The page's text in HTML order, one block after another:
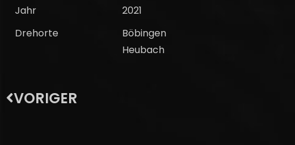
Jahr
2021
Drehorte
Böbingen
Heubach
VORIGER